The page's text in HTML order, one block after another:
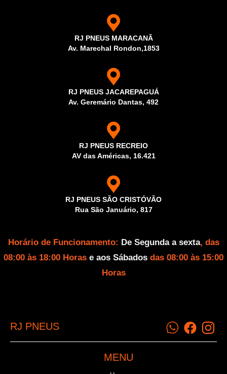
RJ PNEUS MARACANÃ
Av. Marechal Rondon,1853
RJ PNEUS JACAREPAGUÁ
Av. Geremário Dantas, 492
RJ PNEUS RECREIO
AV das Américas, 16.421
RJ PNEUS SÃO CRISTÓVÃO
Rua São Januário, 817
Horário de Funcionamento: De Segunda a sexta, das
08:00 às 18:00 Horas e aos Sábados das 08:00 às 15:00
Horas
RJ PNEUS
MENU